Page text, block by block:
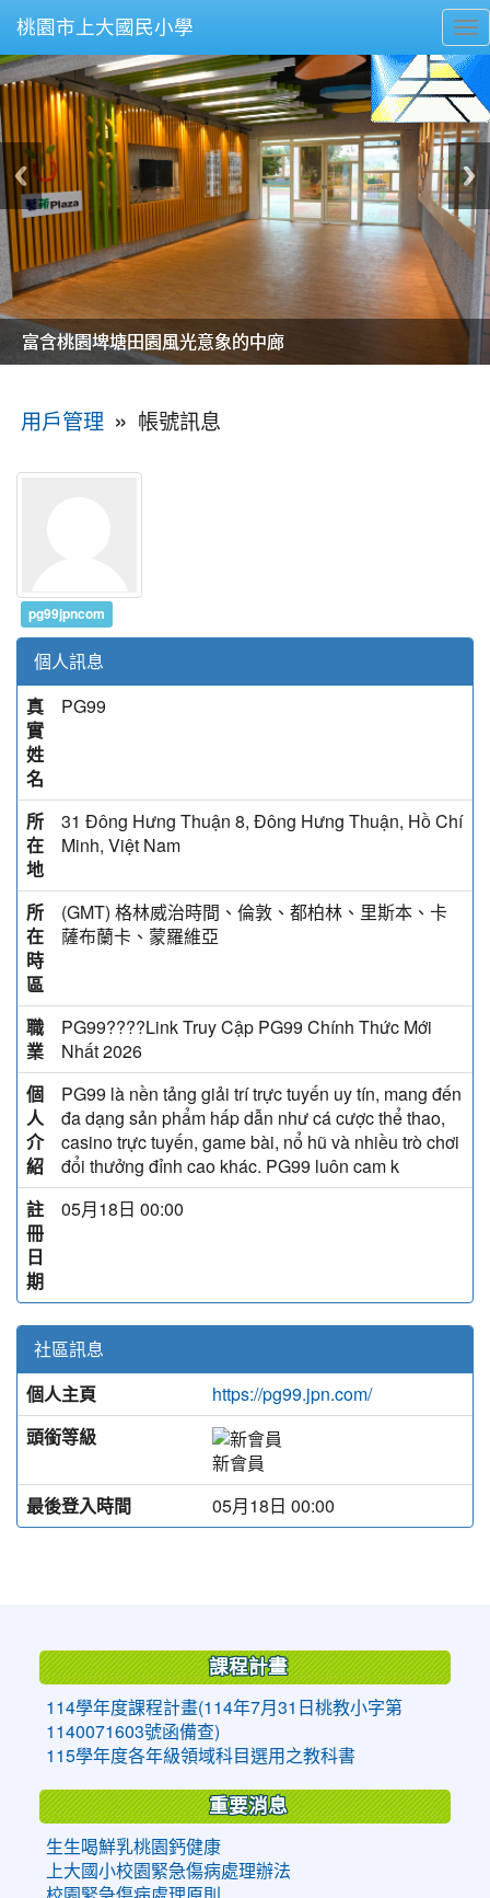
桃園市上大國民小學
美麗的操場是我們活力的來源
美麗的操場是我們活力的來源
煥然一新的小司令台
煥然一新的小司令台
富含桃園埤塘田園風光意象的中廊
富含桃園埤塘田園風光意象的中廊
嶄新的中庭廣場
嶄新的中庭廣場
水生池生生不息
水生池生生不息
用戶管理 » 帳號訊息
pg99jpncom
個人訊息
真
實
姓
名
PG99
所
在
地
31 Đông Hưng Thuận 8, Đông Hưng Thuận, Hồ Chí
Minh, Việt Nam
所
在
時
區
(GMT) 格林威治時間、倫敦、都柏林、里斯本、卡
薩布蘭卡、蒙羅維亞
職
業
PG99????Link Truy Cập PG99 Chính Thức Mới
Nhất 2026
個
人
介
紹
PG99 là nền tảng giải trí trực tuyến uy tín, mang đến
đa dạng sản phẩm hấp dẫn như cá cược thể thao,
casino trực tuyến, game bài, nổ hũ và nhiều trò chơi
đổi thưởng đỉnh cao khác. PG99 luôn cam k
註
冊
日
期
05月18日 00:00
社區訊息
個人主頁
https://pg99.jpn.com/
頭銜等級
新會員
最後登入時間
05月18日 00:00
課程計畫
114學年度課程計畫(114年7月31日桃教小字第
1140071603號函備查)
115學年度各年級領域科目選用之教科書
重要消息
生生喝鮮乳桃園鈣健康
上大國小校園緊急傷病處理辦法